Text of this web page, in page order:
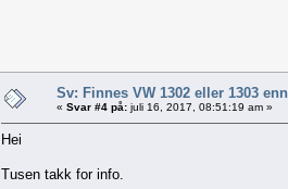
Sv: Finnes VW 1302 eller 1303
« Svar #4 på: juli 16, 2017, 08:51:19 am »
Hei
Tusen takk for info.